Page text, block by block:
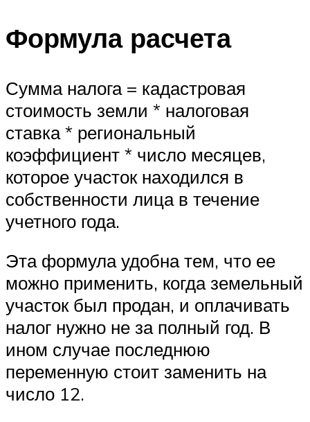
Формула расчета
Сумма налога = кадастровая
стоимость земли * налоговая
ставка * региональный
коэффициент * число месяцев,
которое участок находился в
собственности лица в течение
учетного года.
Эта формула удобна тем, что ее
можно применить, когда земельный
участок был продан, и оплачивать
налог нужно не за полный год. В
ином случае последнюю
переменную стоит заменить на
число 12.